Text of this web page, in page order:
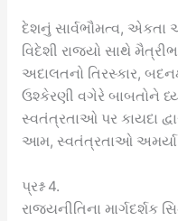
દેશનું સાર્વભૌમત્વ,
વિદેશી રાજ્યો સાથે
અદાલતનો તિરસ્કાર,
ઉશ્કેરણી વગેરે બાબતોને
સ્વતંત્રતાઓ પર કાયદા
આમ, સ્વતંત્રતાઓ
પ્રશ્ન 4.
રાજ્યનીતિના માર્ગદર્શક